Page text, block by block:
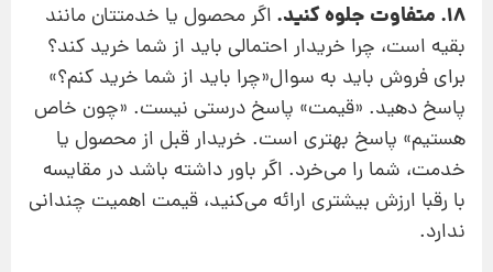
18. متفاوت جلوه کنید.
اگر محصول یا خدمتتان مانند
بقیه است، چرا خریدار احتمالی باید از شما خرید کند؟
برای فروش باید به سوال«چرا باید از شما خرید کنم؟»
پاسخ دهید. «قیمت» پاسخ درستی نیست. «چون خاص
هستیم» پاسخ بهتری است. خریدار قبل از محصول یا
خدمت، شما را می‌خرد. اگر باور داشته باشد در مقایسه
با رقبا ارزش بیشتری ارائه می‌کنید، قیمت اهمیت چندانی
ندارد.